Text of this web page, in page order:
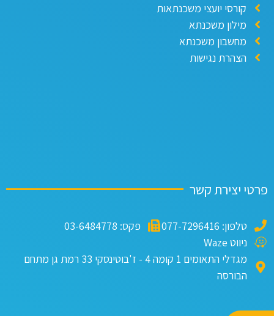
קורסי יועצי משכנתאות
מילון משכנתא
מחשבון משכנתא
הצהרת נגישות
פרטי יצירת קשר
טלפון: 077-7296416
פקס: 03-6484778
ניווט Waze
מגדלי התאומים 1 קומה 4 - ז'בוטינסקי 33 רמת גן מתחם
הבורסה